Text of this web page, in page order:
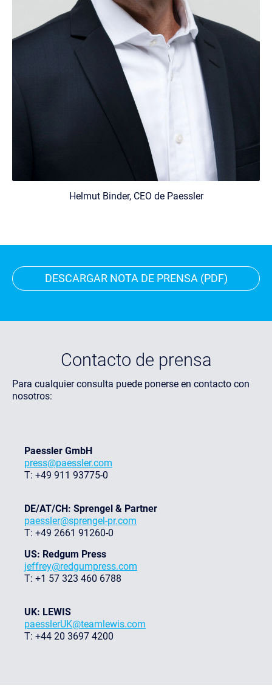
Helmut Binder, CEO de Paessler
DESCARGAR NOTA DE PRENSA (PDF)
Contacto de prensa
Para cualquier consulta puede ponerse en contacto con
nosotros:
Paessler GmbH
press@paessler.com
T: +49 911 93775-0
DE/AT/CH: Sprengel & Partner
paessler@sprengel-pr.com
T: +49 2661 91260-0
US: Redgum Press
jeffrey@redgumpress.com
T: +1 57 323 460 6788
UK: LEWIS
paesslerUK@teamlewis.com
T: +44 20 3697 4200